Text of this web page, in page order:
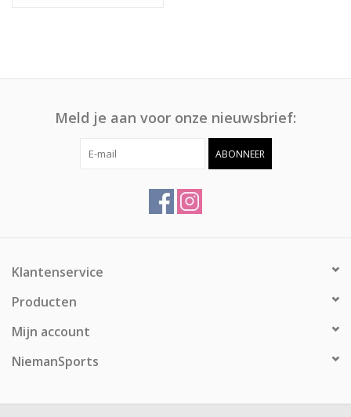
Meld je aan voor onze nieuwsbrief:
ABONNEER
Klantenservice
Producten
Mijn account
NiemanSports